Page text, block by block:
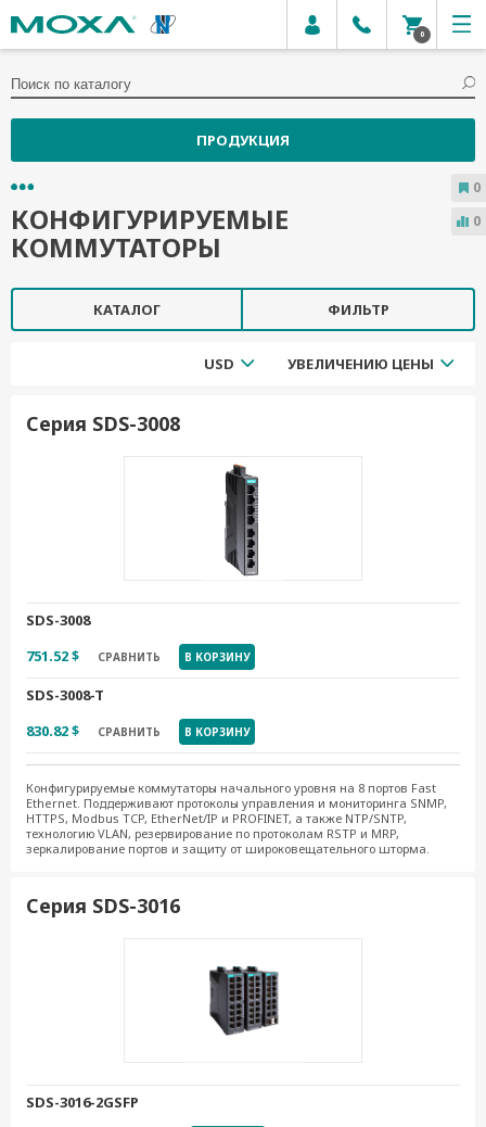
0
ПРОДУКЦИЯ
КОНФИГУРИРУЕМЫЕ
КОММУТАТОРЫ
КАТАЛОГ ФИЛЬТР
USD УВЕЛИЧЕНИЮ ЦЕНЫ
Серия SDS-3008
SDS-3008
751.52 $
СРАВНИТЬ В КОРЗИНУ
SDS-3008-T
830.82 $
СРАВНИТЬ В КОРЗИНУ
Конфигурируемые коммутаторы начального уровня на 8 портов Fast
Ethernet. Поддерживают протоколы управления и мониторинга SNMP,
HTTPS, Modbus TCP, EtherNet/IP и PROFINET, а также NTP/SNTP,
технологию VLAN, резервирование по протоколам RSTP и MRP,
зеркалирование портов и защиту от широковещательного шторма.
Серия SDS-3016
SDS-3016-2GSFP
0
0